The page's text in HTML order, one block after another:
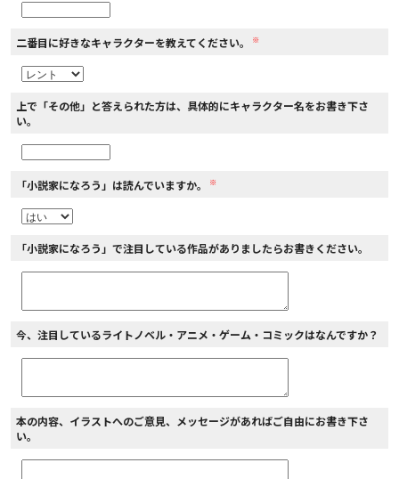
二番目に好きなキャラクターを教えてください。 ※
上で「その他」と答えられた方は、具体的にキャラクター名をお書き下さ
い。
「小説家になろう」は読んでいますか。 ※
「小説家になろう」で注目している作品がありましたらお書きください。
今、注目しているライトノベル・アニメ・ゲーム・コミックはなんですか？
本の内容、イラストへのご意見、メッセージがあればご自由にお書き下さ
い。